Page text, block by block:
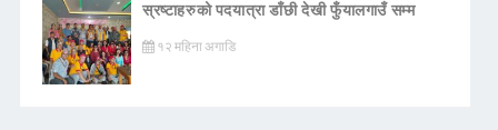
स्रष्टाहरुको पदयात्रा डाँछी देखी फुँयालगाउँ सम्म
१२ महिना अगाडि